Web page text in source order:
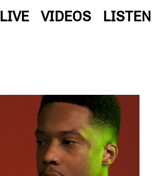
LIVE VIDEOS LISTEN